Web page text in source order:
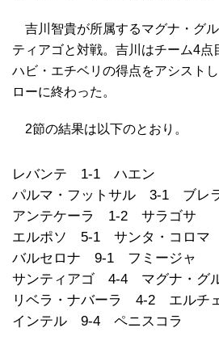
吉川智貴が所属するマグナ・グルペアはアウェーでサン
ティアゴと対戦。吉川はチーム4点
ハビ・エチベリの得点をアシスト
ローに終わった。
2節の結果は以下のとおり。
レバンテ 1-1 ハエン
パルマ・フットサル 3-1 ブレ
アンテケーラ 1-2 サラゴサ
エルポソ 5-1 サンタ・コロマ
バルセロナ 9-1 フミージャ
サンティアゴ 4-4 マグナ・グ
リベラ・ナバーラ 4-2 エルチ
インテル 9-4 ペニスコラ